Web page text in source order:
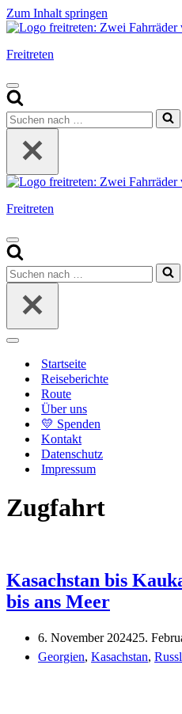
Zum Inhalt springen
Freitreten
Navigationsmenü
Suchen
nach …
Freitreten
Navigationsmenü
Suchen
nach …
Navigationsmenü
Startseite
Reiseberichte
Route
Über uns
💛 Spenden
Kontakt
Datenschutz
Impressum
Zugfahrt
Kasachstan bis
bis ans Meer
6. November 202425.
Georgien, Kasachstan,